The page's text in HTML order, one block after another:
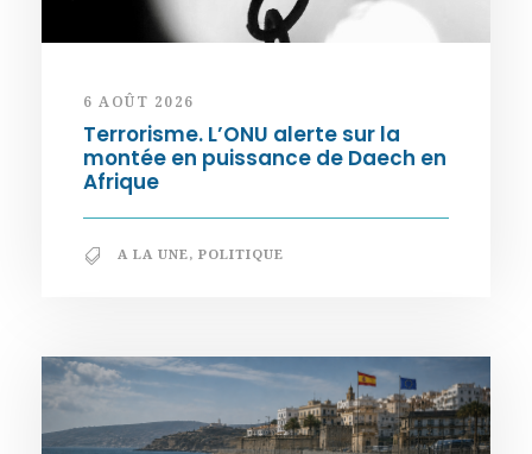
6 AOÛT 2026
Terrorisme. L’ONU alerte sur la
montée en puissance de Daech en
Afrique
A LA UNE, POLITIQUE